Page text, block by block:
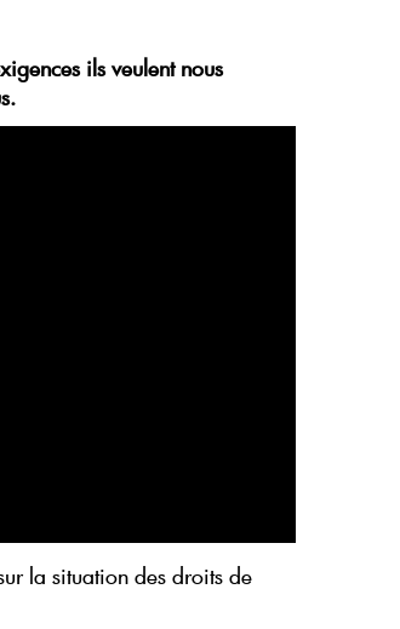
ils veulent nous
la situation des droits de